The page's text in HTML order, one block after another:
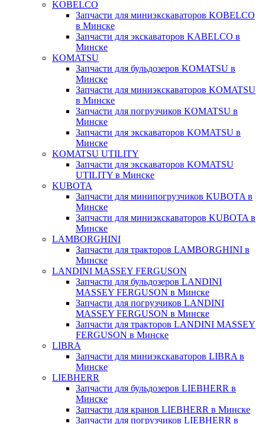
KOBELCO
Запчасти для миниэкскаваторов KOBELCO
в Минске
Запчасти для экскаваторов KABELCO в
Минске
KOMATSU
Запчасти для бульдозеров KOMATSU в
Минске
Запчасти для миниэкскаваторов KOMATSU
в Минске
Запчасти для погрузчиков KOMATSU в
Минске
Запчасти для экскаваторов KOMATSU в
Минске
KOMATSU UTILITY
Запчасти для экскаваторов KOMATSU
UTILITY в Минске
KUBOTA
Запчасти для минипогрузчиков KUBOTA в
Минске
Запчасти для миниэкскаваторов KUBOTA в
Минске
LAMBORGHINI
Запчасти для тракторов LAMBORGHINI в
Минске
LANDINI MASSEY FERGUSON
Запчасти для бульдозеров LANDINI
MASSEY FERGUSON в Минске
Запчасти для погрузчиков LANDINI
MASSEY FERGUSON в Минске
Запчасти для тракторов LANDINI MASSEY
FERGUSON в Минске
LIBRA
Запчасти для миниэкскаваторов LIBRA в
Минске
LIEBHERR
Запчасти для бульдозеров LIEBHERR в
Минске
Запчасти для кранов LIEBHERR в Минске
Запчасти для погрузчиков LIEBHERR в